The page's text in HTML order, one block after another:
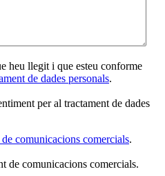
heu llegit i que esteu conforme
de dades personals.
per al tractament de dades
comunicacions comercials.
de comunicacions comercials.